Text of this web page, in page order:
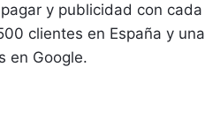
y publicidad con cada
clientes en España y una
en Google.